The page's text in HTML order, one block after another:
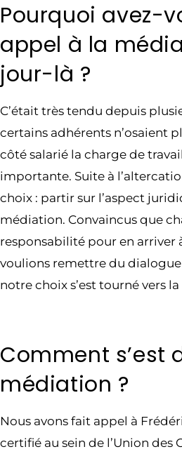
Pourquoi avez-
appel à la
jour-là ?
C’était très tendu depuis
certains adhérents n’osaient
côté salarié la charge de
importante. Suite à
choix : partir sur l’aspect
médiation. Convaincus que
responsabilité pour en arriver
voulions remettre du dialogue
notre choix s’est tourné vers
Comment s’est
médiation ?
Nous avons fait appel à
certifié au sein de l’Union des